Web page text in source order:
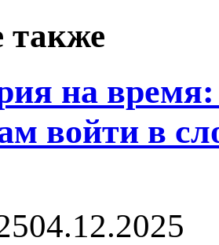
также
на время:
войти в
04.12.2025